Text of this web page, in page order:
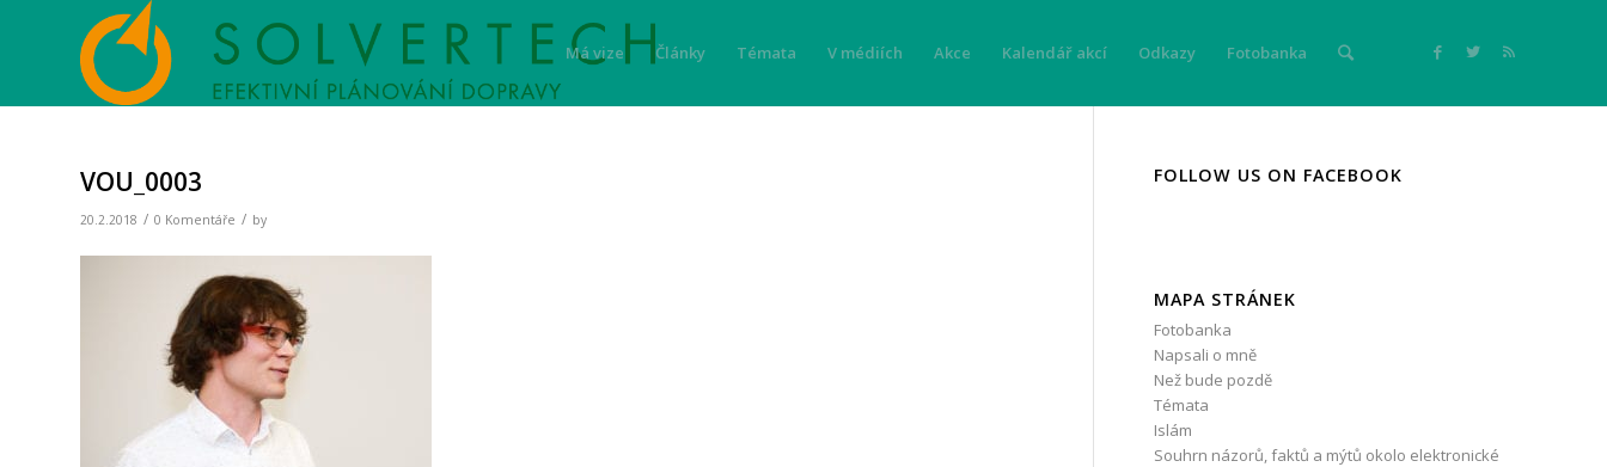
Má vize Články Témata V médiích Akce Kalendář akcí Odkazy Fotobanka
VOU_0003
20.2.2018 / 0 Komentáře / by
FOLLOW US ON FACEBOOK
MAPA STRÁNEK
Fotobanka
Napsali o mně
Než bude pozdě
Témata
Islám
Souhrn názorů, faktů a mýtů okolo elektronické